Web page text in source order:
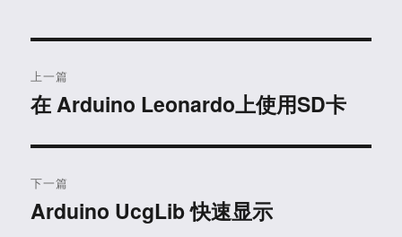
章
航
上一篇
上
文
章：
在 Arduino Leonardo上使用SD卡
下一篇
下
Arduino UcgLib 快速显示